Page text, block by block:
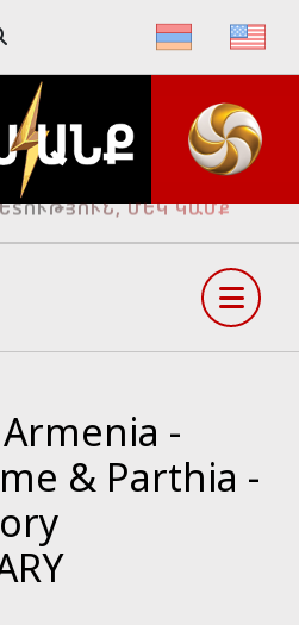
ՄԵԿ ԿԱՄՔ
-
& Parthia -